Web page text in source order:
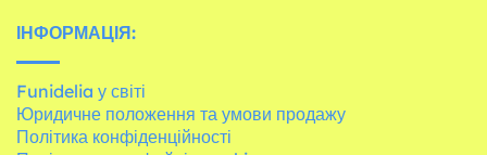
ІНФОРМАЦІЯ:
Funidelia у світі
Юридичне положення та умови продажу
Політика конфіденційності